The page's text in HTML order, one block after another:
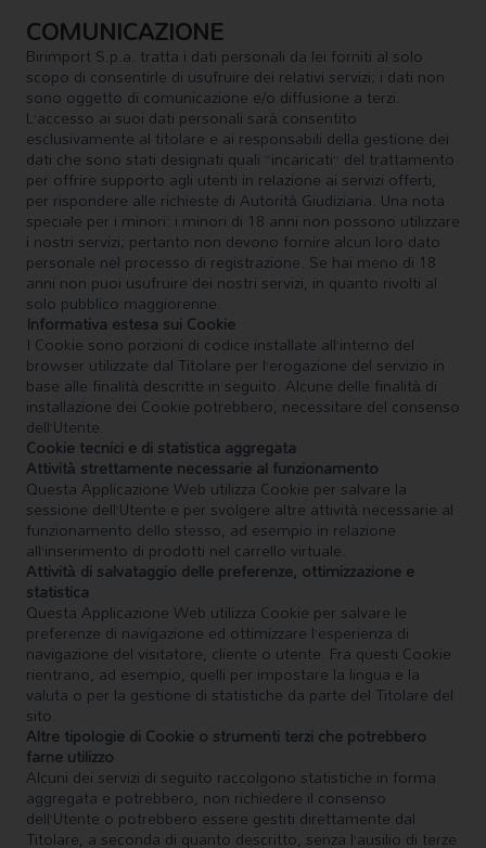
COMUNICAZIONE
Birimport S.p.a. tratta i dati personali da lei forniti al solo
scopo di consentirle di usufruire dei relativi servizi; i dati non
sono oggetto di comunicazione e/o diffusione a terzi.
L’accesso ai suoi dati personali sarà consentito
esclusivamente al titolare e ai responsabili della gestione dei
dati che sono stati designati quali “incaricati” del trattamento
per offrire supporto agli utenti in relazione ai servizi offerti,
per rispondere alle richieste di Autorità Giudiziaria. Una nota
speciale per i minori: i minori di 18 anni non possono utilizzare
i nostri servizi; pertanto non devono fornire alcun loro dato
personale nel processo di registrazione. Se hai meno di 18
anni non puoi usufruire dei nostri servizi, in quanto rivolti al
solo pubblico maggiorenne.
Informativa estesa sui Cookie
I Cookie sono porzioni di codice installate all’interno del
browser utilizzate dal Titolare per l’erogazione del servizio in
base alle finalità descritte in seguito. Alcune delle finalità di
installazione dei Cookie potrebbero, necessitare del consenso
dell’Utente.
Cookie tecnici e di statistica aggregata
Attività strettamente necessarie al funzionamento
Questa Applicazione Web utilizza Cookie per salvare la
sessione dell’Utente e per svolgere altre attività necessarie al
funzionamento dello stesso, ad esempio in relazione
all’inserimento di prodotti nel carrello virtuale.
Attività di salvataggio delle preferenze, ottimizzazione e
statistica
Questa Applicazione Web utilizza Cookie per salvare le
preferenze di navigazione ed ottimizzare l’esperienza di
navigazione del visitatore, cliente o utente. Fra questi Cookie
rientrano, ad esempio, quelli per impostare la lingua e la
valuta o per la gestione di statistiche da parte del Titolare del
sito.
Altre tipologie di Cookie o strumenti terzi che potrebbero
farne utilizzo
Alcuni dei servizi di seguito raccolgono statistiche in forma
aggregata e potrebbero, non richiedere il consenso
dell’Utente o potrebbero essere gestiti direttamente dal
Titolare, a seconda di quanto descritto, senza l’ausilio di terze